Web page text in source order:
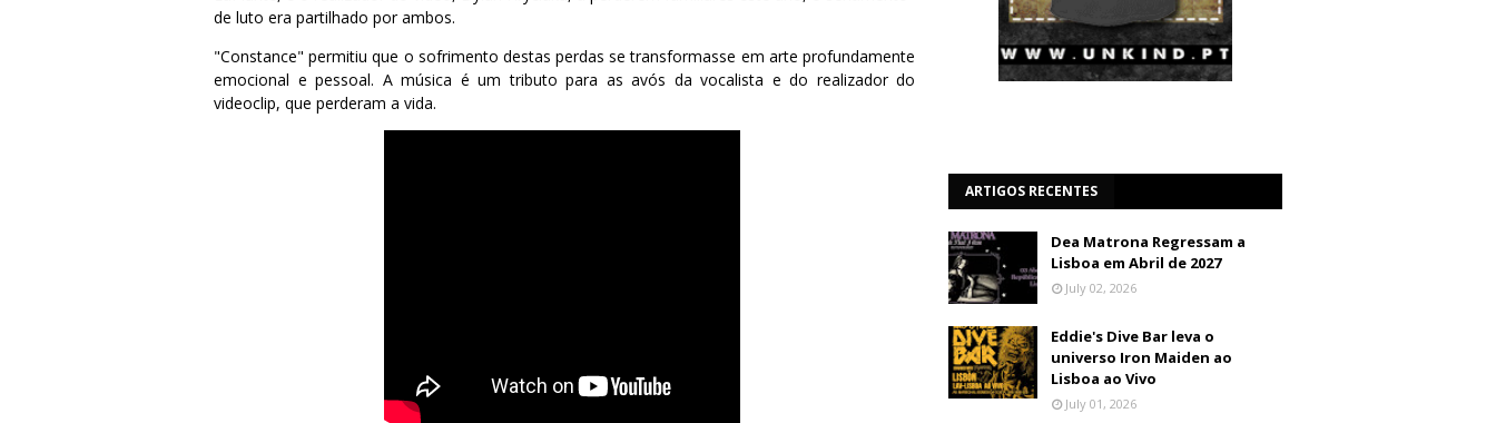
de luto era partilhado por ambos.
"Constance" permitiu que o sofrimento destas perdas se transformasse em arte profundamente
emocional e pessoal. A música é um tributo para as avós da vocalista e do realizador do
videoclip, que perderam a vida.
ARTIGOS RECENTES
Dea Matrona Regressam a
Lisboa em Abril de 2027
July 02, 2026
Eddie's Dive Bar leva o
universo Iron Maiden ao
Lisboa ao Vivo
July 01, 2026